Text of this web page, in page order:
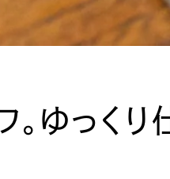
ゆっくり